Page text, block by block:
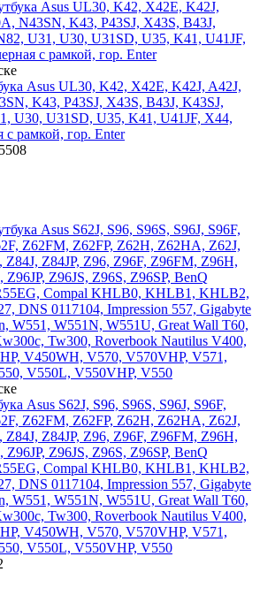
Asus UL30, K42, X42E, K42J, A42J,
K43, P43SJ, X43S, B43J, K43SJ,
U30, U31SD, U35, K41, U41JF, X44,
рамкой, гор. Enter
Asus S62J, S96, S96S, S96J, S96F,
Z62FM, Z62FP, Z62H, Z62HA, Z62J,
Z84JP, Z96, Z96F, Z96FM, Z96H,
Z96JS, Z96S, Z96SP, BenQ
Compal KHLB0, KHLB1, KHLB2,
DNS 0117104, Impression 557, Gigabyte
W551, W551N, W551U, Great Wall T60,
Tw300, Roverbook Nautilus V400,
V450WH, V570, V570VHP, V571,
V550L, V550VHP, V550